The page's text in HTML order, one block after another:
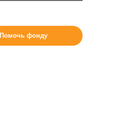
Помочь фонду